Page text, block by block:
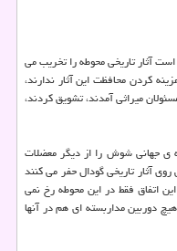
آثار تاریخی محوطه را تخریب می
كردن محافظت این آثار ندارند،
میراثی آمدند، تشویق كردند،
ی جهانی شوش را از دیگر معضلات
آثار تاریخی گودال حفر می كنند
اتفاق فقط در این محوطه رخ نمی
دوربین مداربسته ای هم در آنها